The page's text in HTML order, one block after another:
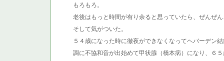
もろもろ。
老後はもっと時間が有り余ると思っていたら、ぜんぜ
そして気がついた。
５４歳になった時に徹夜ができなくなってヘバーデン
調に不協和音が出始めて甲状腺（橋本病）になり、６